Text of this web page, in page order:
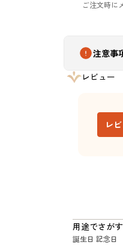
ご注文時に
注意事
レビュー
レ
用途でさがす
誕生日 記念日